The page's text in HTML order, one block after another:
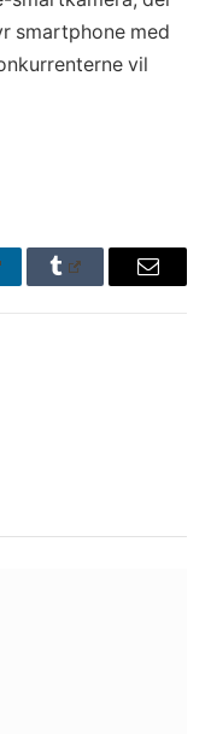
smartphone med
vil
Tumblr Email